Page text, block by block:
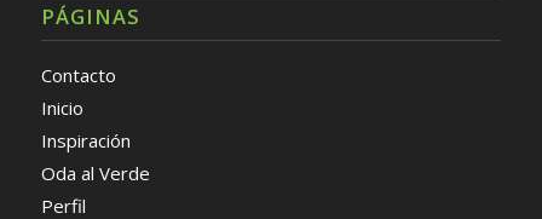
PÁGINAS
Contacto
Inicio
Inspiración
Oda al Verde
Perfil